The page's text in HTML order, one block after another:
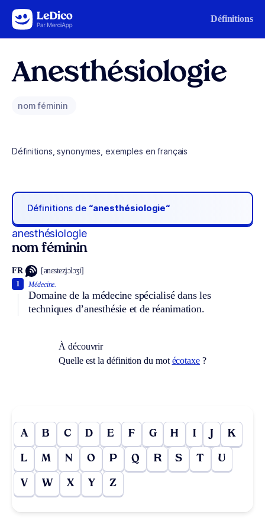
Aller au contenu Définitions
Anesthésiologie
nom féminin
Définitions, synonymes, exemples en français
Définitions de “anesthésiologie“
anesthésiologie
nom féminin
FR [anɛstezjɔlɔʒi]
Médecine.
Domaine de la médecine spécialisé dans les
techniques d’anesthésie et de réanimation.
1
À découvrir
Quelle est la définition du mot écotaxe ?
A B C D E F G H I J K
L M N O P Q R S T U
V W X Y Z